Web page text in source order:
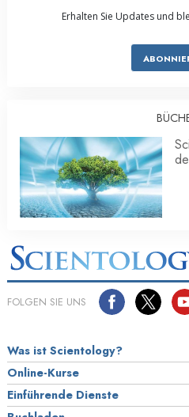
Erhalten Sie Updates und
FOLGEN SIE UNS
Was ist Scientology?
Online-Kurse
Einführende Dienste